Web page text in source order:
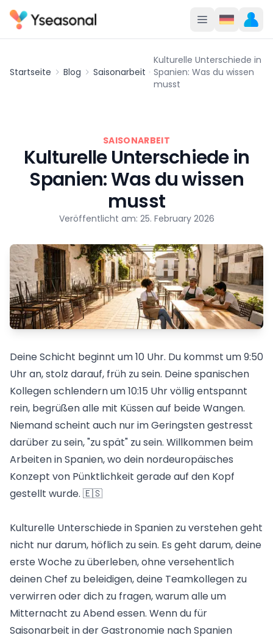
Startseite Blog Saisonarbeit
Kulturelle Unterschiede in
Spanien: Was du wissen
musst
SAISONARBEIT
Kulturelle Unterschiede in
Spanien: Was du wissen
musst
Veröffentlicht am: 25. February 2026
Deine Schicht beginnt um 10 Uhr. Du kommst um 9:50
Uhr an, stolz darauf, früh zu sein. Deine spanischen
Kollegen schlendern um 10:15 Uhr völlig entspannt
rein, begrüßen alle mit Küssen auf beide Wangen.
Niemand scheint auch nur im Geringsten gestresst
darüber zu sein, "zu spät" zu sein. Willkommen beim
Arbeiten in Spanien, wo dein nordeuropäisches
Konzept von Pünktlichkeit gerade auf den Kopf
gestellt wurde. 🇪🇸
Kulturelle Unterschiede in Spanien zu verstehen geht
nicht nur darum, höflich zu sein. Es geht darum, deine
erste Woche zu überleben, ohne versehentlich
deinen Chef zu beleidigen, deine Teamkollegen zu
verwirren oder dich zu fragen, warum alle um
Mitternacht zu Abend essen. Wenn du für
Saisonarbeit in der Gastronomie nach Spanien